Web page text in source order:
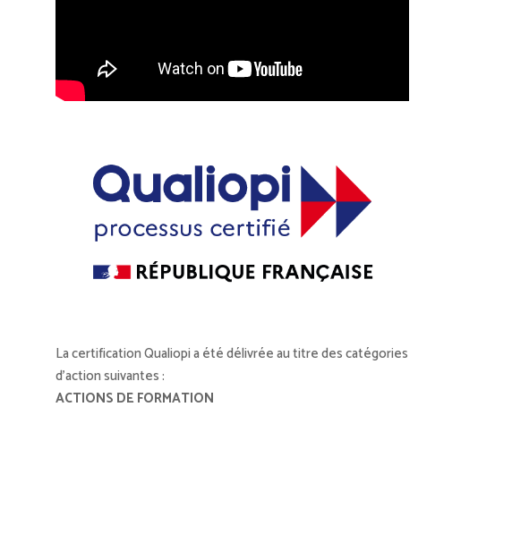
La certification Qualiopi a été délivrée au titre des catégories
d’action suivantes :
ACTIONS DE FORMATION